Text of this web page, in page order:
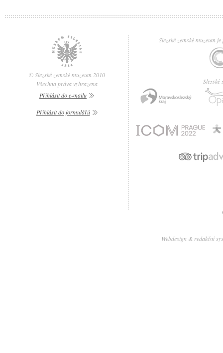
Slezské zemské muzeum
Slezské
© Slezské zemské muzeum 2010
Všechna práva vyhrazena
Přihlásit do e-mailu
Přihlásit do formulářů
Webdesign & redakční